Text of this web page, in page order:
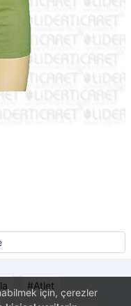
için, çerezler
Atlet